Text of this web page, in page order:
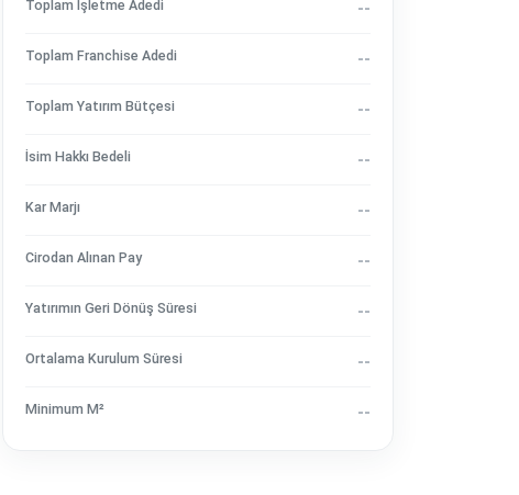
Toplam İşletme Adedi --
Toplam Franchise Adedi --
Toplam Yatırım Bütçesi --
İsim Hakkı Bedeli --
Kar Marjı --
Cirodan Alınan Pay --
Yatırımın Geri Dönüş Süresi --
Ortalama Kurulum Süresi --
Minimum M² --